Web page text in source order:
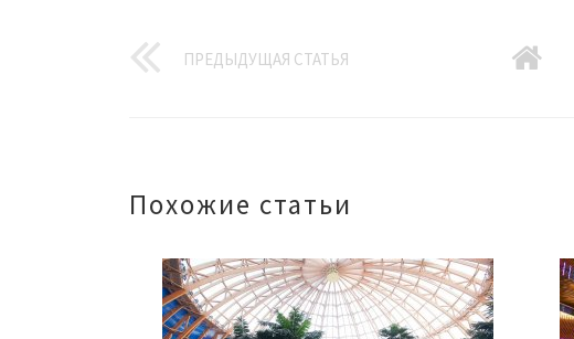
ПРЕДЫДУЩАЯ СТАТЬЯ
Похожие статьи